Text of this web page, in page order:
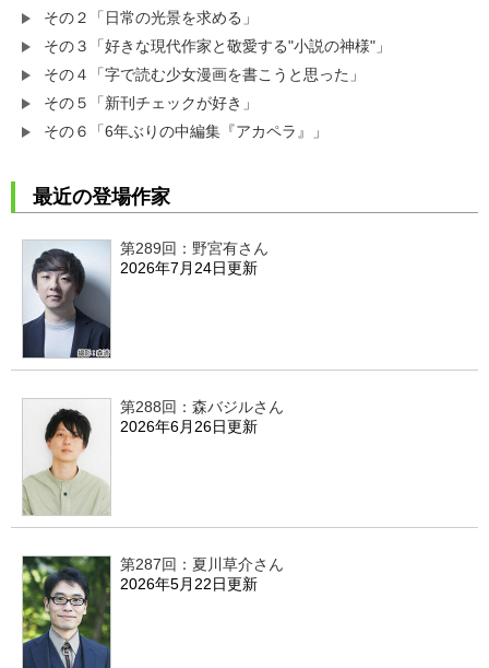
その２「日常の光景を求める」
その３「好きな現代作家と敬愛する"小説の神様"」
その４「字で読む少女漫画を書こうと思った」
その５「新刊チェックが好き」
その６「6年ぶりの中編集『アカペラ』」
最近の登場作家
第289回：野宮有さん
2026年7月24日更新
第288回：森バジルさん
2026年6月26日更新
第287回：夏川草介さん
2026年5月22日更新